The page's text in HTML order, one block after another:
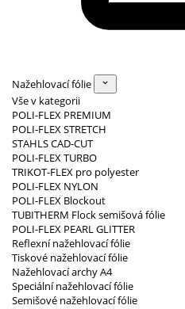
Nažehlovací fólie
Vše v kategorii
POLI-FLEX PREMIUM
POLI-FLEX STRETCH
STAHLS CAD-CUT
POLI-FLEX TURBO
TRIKOT-FLEX pro polyester
POLI-FLEX NYLON
POLI-FLEX Blockout
TUBITHERM Flock semišová fólie
POLI-FLEX PEARL GLITTER
Reflexní nažehlovací fólie
Tiskové nažehlovací fólie
Nažehlovací archy A4
Speciální nažehlovací fólie
Semišové nažehlovací fólie